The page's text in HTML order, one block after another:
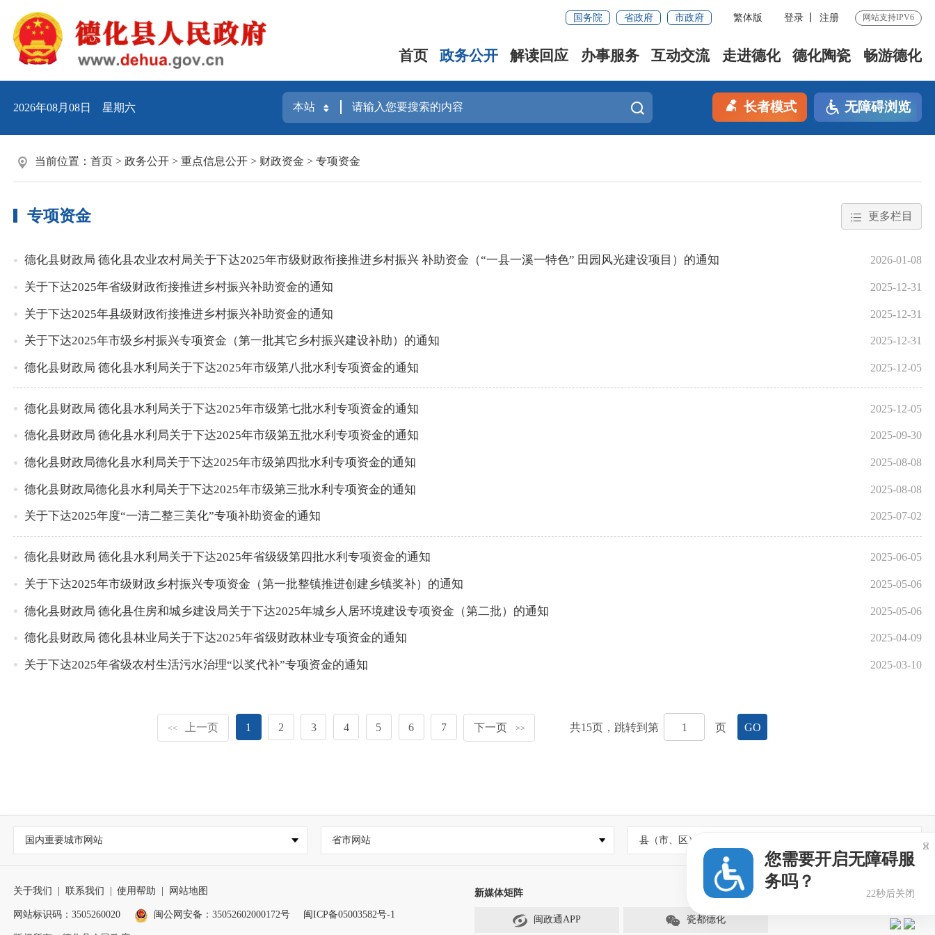
国务院 省政府 市政府 繁体版 登录 注册 网站支持IPV6
首页 政务公开 解读回应 办事服务 互动交流 走进德化 德化陶瓷 畅游德化
2026年08月08日 星期六 长者模式 无障碍浏览
当前位置： 首页 > 政务公开 > 重点信息公开 > 财政资金 > 专项资金
专项资金 更多栏目
德化县财政局 德化县农业农村局关于下达2025年市级财政衔接推进乡村振兴 补助资金（“一县一溪一特色” 田园风光建设项目）的通知 2026-01-08
关于下达2025年省级财政衔接推进乡村振兴补助资金的通知 2025-12-31
关于下达2025年县级财政衔接推进乡村振兴补助资金的通知 2025-12-31
关于下达2025年市级乡村振兴专项资金（第一批其它乡村振兴建设补助）的通知 2025-12-31
德化县财政局 德化县水利局关于下达2025年市级第八批水利专项资金的通知 2025-12-05
德化县财政局 德化县水利局关于下达2025年市级第七批水利专项资金的通知 2025-12-05
德化县财政局 德化县水利局关于下达2025年市级第五批水利专项资金的通知 2025-09-30
德化县财政局德化县水利局关于下达2025年市级第四批水利专项资金的通知 2025-08-08
德化县财政局德化县水利局关于下达2025年市级第三批水利专项资金的通知 2025-08-08
关于下达2025年度“一清二整三美化”专项补助资金的通知 2025-07-02
德化县财政局 德化县水利局关于下达2025年省级级第四批水利专项资金的通知 2025-06-05
关于下达2025年市级财政乡村振兴专项资金（第一批整镇推进创建乡镇奖补）的通知 2025-05-06
德化县财政局 德化县住房和城乡建设局关于下达2025年城乡人居环境建设专项资金（第二批）的通知 2025-05-06
德化县财政局 德化县林业局关于下达2025年省级财政林业专项资金的通知 2025-04-09
关于下达2025年省级农村生活污水治理“以奖代补”专项资金的通知 2025-03-10
<< 上一页 1 2 3 4 5 6 7 下一页 >> 共15页，跳转到第 页 GO
国内重要城市网站 省市网站 县（市、区）政府网站
关于我们 联系我们 使用帮助 网站地图
网站标识码：3505260020 闽公网安备：35052602000172号 闽ICP备05003582号-1
新媒体矩阵
闽政通APP 瓷都德化
您需要开启无障碍服
务吗？
22秒后关闭
